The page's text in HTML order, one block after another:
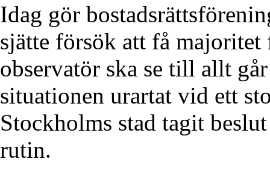
Idag gör
sjätte försök att få
observatör ska se till allt
situationen urartat vid ett
Stockholms stad tagit
rutin.